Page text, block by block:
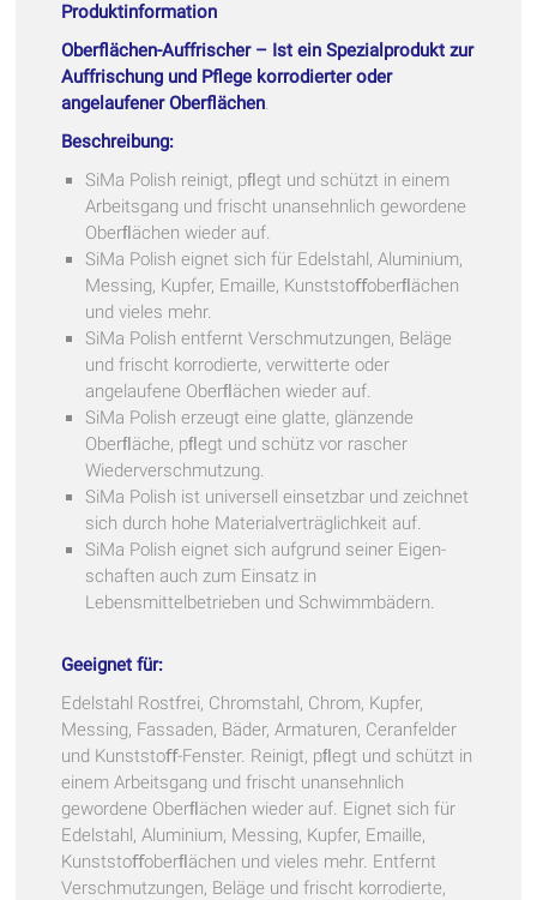
Produktinformation
Oberflächen-Auffrischer – Ist ein Spezialprodukt zur
Auffrischung und Pflege korrodierter oder
angelaufener Oberflächen.
Beschreibung:
SiMa Polish reinigt, pﬂegt und schützt in einem
Arbeitsgang und frischt unansehnlich gewordene
Oberﬂächen wieder auf.
SiMa Polish eignet sich für Edelstahl, Aluminium,
Messing, Kupfer, Emaille, Kunststoﬀoberﬂächen
und vieles mehr.
SiMa Polish entfernt Verschmutzungen, Beläge
und frischt korrodierte, verwitterte oder
angelaufene Oberﬂächen wieder auf.
SiMa Polish erzeugt eine glatte, glänzende
Oberﬂäche, pﬂegt und schütz vor rascher
Wiederverschmutzung.
SiMa Polish ist universell einsetzbar und zeichnet
sich durch hohe Materialverträglichkeit auf.
SiMa Polish eignet sich aufgrund seiner Eigen-
schaften auch zum Einsatz in
Lebensmittelbetrieben und Schwimmbädern.
Geeignet für:
Edelstahl Rostfrei, Chromstahl, Chrom, Kupfer,
Messing, Fassaden, Bäder, Armaturen, Ceranfelder
und Kunststoﬀ-Fenster. Reinigt, pﬂegt und schützt in
einem Arbeitsgang und frischt unansehnlich
gewordene Oberﬂächen wieder auf. Eignet sich für
Edelstahl, Aluminium, Messing, Kupfer, Emaille,
Kunststoﬀoberﬂächen und vieles mehr. Entfernt
Verschmutzungen, Beläge und frischt korrodierte,